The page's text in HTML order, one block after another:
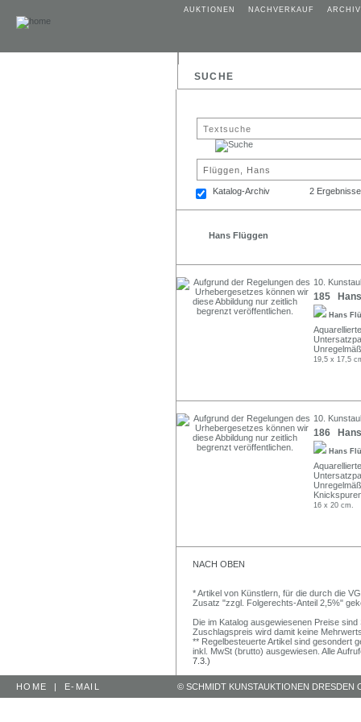
AUKTIONEN NACHVERKAUF ARCHIV
SUCHE
Katalog-Archiv 2 Ergebnisse
Hans Flüggen
10.
185 Hans
Hans
19,5 x 17,5
10.
186 Hans
Hans
16 x 20 cm.
NACH OBEN
* Artikel von Künstlern, für die durch die
Zusatz "zzgl. Folgerechts-Anteil 2,5%"
Die im Katalog ausgewiesenen Preise
Zuschlagspreis wird damit keine
** Regelbesteuerte Artikel sind gesondert
inkl. MwSt (brutto) ausgewiesen. Alle
7.3.)
HOME | E-MAIL © SCHMIDT KUNSTAUKTIONEN DRESDEN